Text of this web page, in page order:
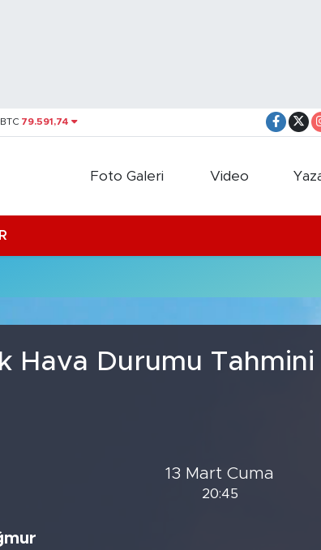
BTC 79.591,74
Foto Galeri Video
Hava Durumu Tahmini
13 Mart Cuma
20:45